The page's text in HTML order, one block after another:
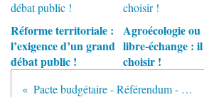
Réforme territoriale :
l’exigence d’un grand
débat public !
Agroécologie ou
libre-échange :
choisir !
Pacte budgétaire - Référendum - Question au Gouvernement